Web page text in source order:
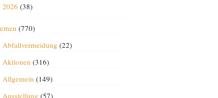
2026 (38)
(770)
Abfallvermeidung (22)
Aktionen (316)
Allgemein (149)
Ausstellung (57)